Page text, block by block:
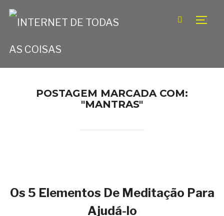
POSTAGEM MARCADA COM:
"MANTRAS"
Os 5 Elementos De Meditação Para
Ajudá-lo